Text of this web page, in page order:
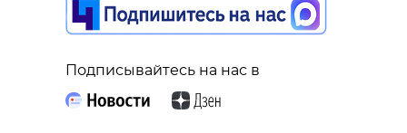
Подписывайтесь на нас в
Подписывайтесь на нас в
В Тихвинском районе произошло